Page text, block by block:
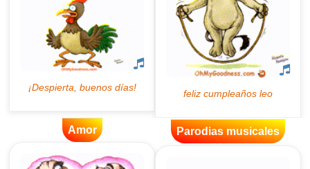
Amor Parodias musicales